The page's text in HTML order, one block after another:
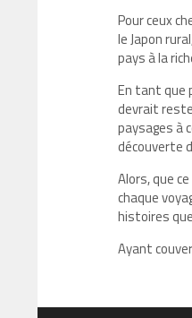
Pour ceux
le Japon
pays à la
En tant que
devrait
paysages à
découverte
Alors, que
chaque
histoires
Ayant